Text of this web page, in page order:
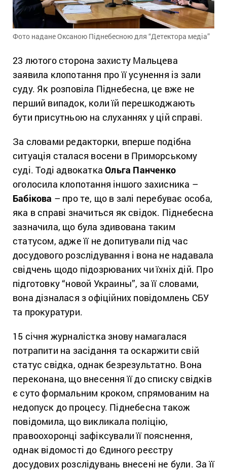
Фото надане Оксаною Піднебесною для “Детектора медіа”
23 лютого сторона захисту Мальцева
заявила клопотання про її усунення із зали
суду. Як розповіла Піднебесна, це вже не
перший випадок, коли їй перешкоджають
бути присутньою на слуханнях у цій справі.
За словами редакторки, вперше подібна
ситуація сталася восени в Приморському
суді. Тоді адвокаткаОльга Панченко
оголосила клопотання іншого захисника –
Бабікова – про те, що в залі перебуває особа,
яка в справі значиться як свідок. Піднебесна
зазначила, що була здивована таким
статусом, адже її не допитували під час
досудового розслідування і вона не надавала
свідчень щодо підозрюваних чи їхніх дій. Про
підготовку “новой Украины”, за її словами,
вона дізналася з офіційних повідомлень СБУ
та прокуратури.
15 січня журналістка знову намагалася
потрапити на засідання та оскаржити свій
статус свідка, однак безрезультатно. Вона
переконана, що внесення її до списку свідків
є суто формальним кроком, спрямованим на
недопуск до процесу. Піднебесна також
повідомила, що викликала поліцію,
правоохоронці зафіксували її пояснення,
однак відомості до Єдиного реєстру
досудових розслідувань внесені не були. За її